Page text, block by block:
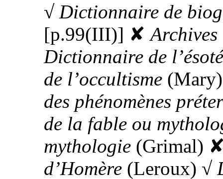
√ Dictionnaire de
[p.99(III)] ✘
Dictionnaire de
de l’occultisme (Mary)
des phénomènes
de la fable ou
mythologie (Grimal)
d’Homère (Leroux) √